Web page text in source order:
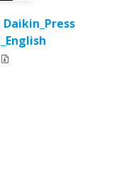
Daikin_Press